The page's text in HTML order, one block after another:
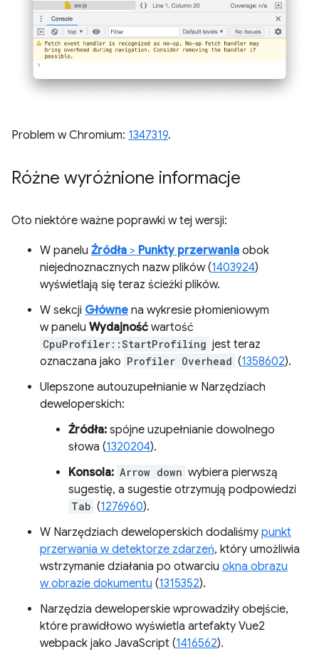
Problem w Chromium: 1347319.
Różne wyróżnione informacje
Oto niektóre ważne poprawki w tej wersji:
W panelu Źródła > Punkty przerwania obok
niejednoznacznych nazw plików (1403924)
wyświetlają się teraz ścieżki plików.
W sekcji Główne na wykresie płomieniowym
w panelu Wydajność wartość
CpuProfiler::StartProfiling jest teraz
oznaczana jako Profiler Overhead (1358602).
Ulepszone autouzupełnianie w Narzędziach
deweloperskich:
Źródła: spójne uzupełnianie dowolnego
słowa (1320204).
Konsola: Arrow down wybiera pierwszą
sugestię, a sugestie otrzymują podpowiedzi
Tab (1276960).
W Narzędziach deweloperskich dodaliśmy punkt
przerwania w detektorze zdarzeń, który umożliwia
wstrzymanie działania po otwarciu okna obrazu
w obrazie dokumentu (1315352).
Narzędzia deweloperskie wprowadziły obejście,
które prawidłowo wyświetla artefakty Vue2
webpack jako JavaScript (1416562).